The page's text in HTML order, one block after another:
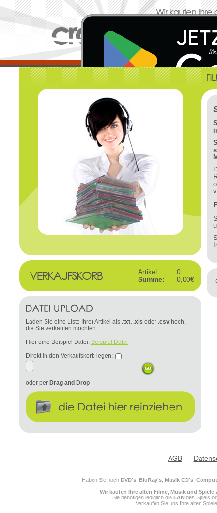
Artikel:
0
Summe:
0,00€
Laden Sie eine Liste Ihrer Artikel als .txt, .xls oder .csv hoch,
die Sie verkaufen möchten.
Hier eine Beispiel Datei: Beispiel Datei
Direkt in den Verkaufskorb legen:
oder per Drag and Drop
AGB
Haben Sie noch DVD's, BluRay's, Musik CD's,
Wir kaufen Ihre alten Filme, Musik und Spiele
Sie benötigen lediglich die EAN des Spiels
Verkaufen Sie uns Ihre alten